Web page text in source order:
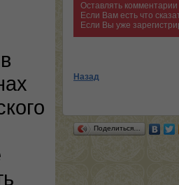
Оставлять
Если Вам есть что
Если Вы уже
Назад
Поделиться…